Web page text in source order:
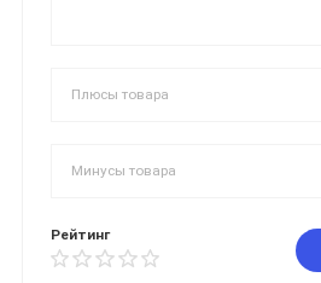
Рейтинг